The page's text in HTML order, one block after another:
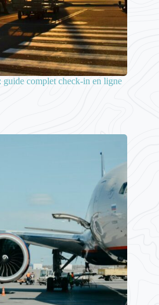
guide complet check-in en ligne